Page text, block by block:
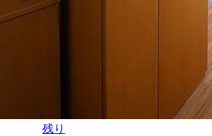
残り